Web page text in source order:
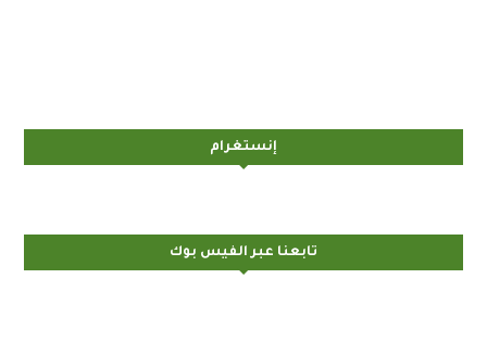
إنستغرام
تابعنا عبر الفيس بوك